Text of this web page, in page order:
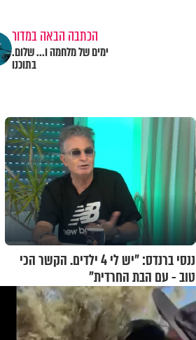
הכתבה הבאה במדור
ימים של מלחמה ו... שלום.
בתוכנו
ננסי ברנדס: "יש לי 4 ילדים. הקשר הכי
טוב - עם הבת החרדית"